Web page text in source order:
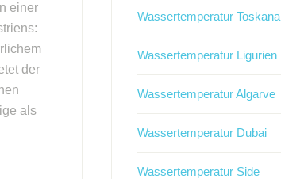
einer
der
als
Wassertemperatur Toskana
Wassertemperatur Ligurien
Wassertemperatur Algarve
Wassertemperatur Dubai
Wassertemperatur Side